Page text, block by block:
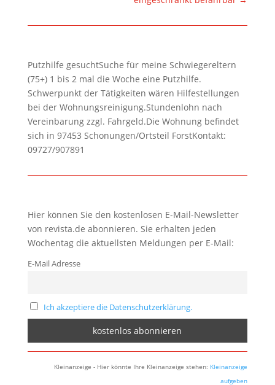
Putzhilfe gesuchtSuche für meine Schwiegereltern
(75+) 1 bis 2 mal die Woche eine Putzhilfe.
Schwerpunkt der Tätigkeiten wären Hilfestellungen
bei der Wohnungsreinigung.Stundenlohn nach
Vereinbarung zzgl. Fahrgeld.Die Wohnung befindet
sich in 97453 Schonungen/Ortsteil ForstKontakt:
09727/907891
Hier können Sie den kostenlosen E-Mail-Newsletter
von revista.de abonnieren. Sie erhalten jeden
Wochentag die aktuellsten Meldungen per E-Mail:
E-Mail Adresse
Ich akzeptiere die Datenschutzerklärung.
Kleinanzeige - Hier könnte Ihre Kleinanzeige stehen: Kleinanzeige
aufgeben